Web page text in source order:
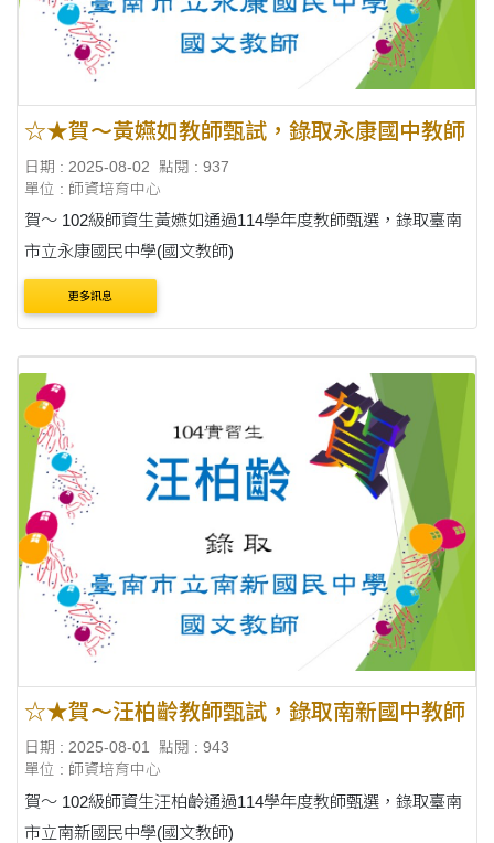
☆★賀～黃嬿如教師甄試，錄取永康國中教師
日期 : 2025-08-02
點閱 : 937
單位 : 師資培育中心
賀～ 102級師資生黃嬿如通過114學年度教師甄選，錄取臺南
市立永康國民中學(國文教師)
更多訊息
☆★賀～汪柏齡教師甄試，錄取南新國中教師
日期 : 2025-08-01
點閱 : 943
單位 : 師資培育中心
賀～ 102級師資生汪柏齡通過114學年度教師甄選，錄取臺南
市立南新國民中學(國文教師)